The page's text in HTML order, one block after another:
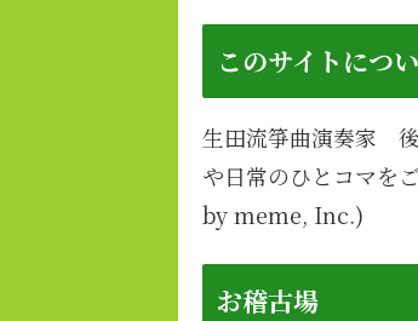
このサイトにつ
生田流箏曲演奏家
や日常のひとコマを
by meme, Inc.)
お稽古場